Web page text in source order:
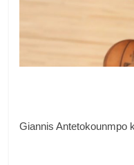
Giannis Antetokounmpo